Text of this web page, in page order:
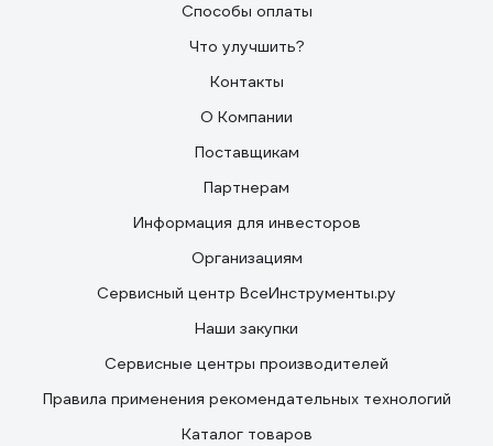
Способы оплаты
Что улучшить?
Контакты
О Компании
Поставщикам
Партнерам
Информация для инвесторов
Организациям
Сервисный центр ВсеИнструменты.ру
Наши закупки
Сервисные центры производителей
Правила применения рекомендательных технологий
Каталог товаров